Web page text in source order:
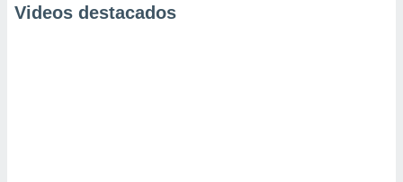
Videos destacados